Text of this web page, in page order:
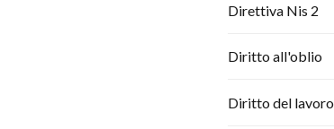
Direttiva Nis 2
Diritto all'oblio
Diritto del lavoro